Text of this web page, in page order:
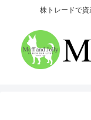
株トレードで